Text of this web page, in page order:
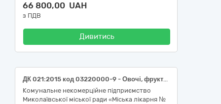
66 800,00 UAH
з ПДВ
Дивитись
ДК 021:2015 код 03220000-9 - Овочі, фрукти та горіхи (ДК 021:2015: 03221270-9 – Огірки) (Огірки свіжі, польові, короткоплідні (до 14см), ДСТУ 3247)
Комунальне некомерційне підприємство
Миколаївської міської ради «Міська лікарня №